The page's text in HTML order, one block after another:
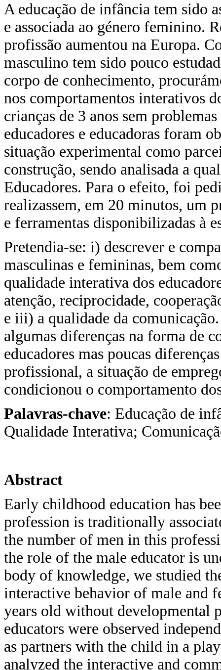
A educação de infância tem sido
e associada ao género feminino.
profissão aumentou na Europa.
masculino tem sido pouco
corpo de conhecimento,
nos comportamentos interativos
crianças de 3 anos sem
educadores e educadoras foram
situação experimental como
construção, sendo analisada a
Educadores. Para o efeito, foi
realizassem, em 20 minutos, um
e ferramentas disponibilizadas à
Pretendia-se: i) descrever e
masculinas e femininas, bem
qualidade interativa dos
atenção, reciprocidade,
e iii) a qualidade da
algumas diferenças na forma de
educadores mas poucas
profissional, a situação de
condicionou o comportamento
Palavras-chave: Educação de
Qualidade Interativa;
Abstract
Early childhood education has
profession is traditionally
the number of men in this
the role of the male educator is
body of knowledge, we studied
interactive behavior of male and
years old without developmental
educators were observed
as partners with the child in a
analyzed the interactive and